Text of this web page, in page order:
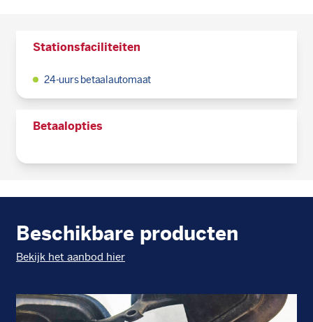
Stationsfaciliteiten
24-uurs betaalautomaat
Betaalopties
Beschikbare producten
Bekijk het aanbod hier